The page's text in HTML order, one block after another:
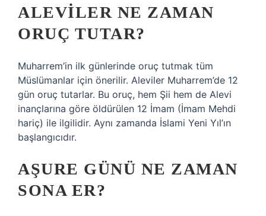
ALEVILER NE ZAMAN
ORUÇ TUTAR?
Muharrem’in ilk günlerinde oruç tutmak tüm
Müslümanlar için önerilir. Aleviler Muharrem’de 12
gün oruç tutarlar. Bu oruç, hem Şii hem de Alevi
inançlarına göre öldürülen 12 İmam (İmam Mehdi
hariç) ile ilgilidir. Aynı zamanda İslami Yeni Yıl’ın
başlangıcıdır.
AŞURE GÜNÜ NE ZAMAN
SONA ER?